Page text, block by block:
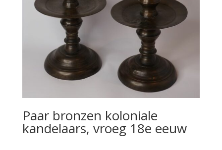
Paar bronzen koloniale
kandelaars, vroeg 18e eeuw